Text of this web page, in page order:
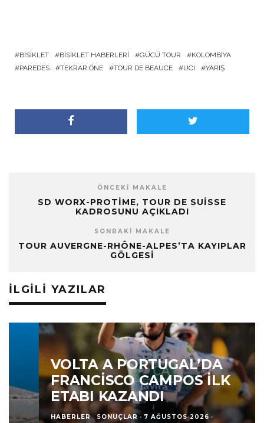
BISIKLET BISIKLET HABERLERI GÜCÜ TOUR
KOLOMBIYA
PAREDES
TEKRAR ÖNE TOUR DE BEAUCE UCI YARIŞ
ÖNCEKI MAKALE
SD WORX-PROTIME, TOUR DE SUISSE
KADROSUNU AÇIKLADI
SONRAKI MAKALE
TOUR AUVERGNE-RHÔNE-ALPES’TA KAYIPLAR
GÖLGESI
İLGILI YAZILAR
VOLTA A PORTUGAL’DA
FRANCISCO CAMPOS İLK
ETABI KAZANDI
HABERLER SONUÇLAR · 7 AĞUSTOS 2026 ·